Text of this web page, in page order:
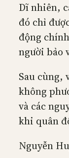
Dĩ nhiên,
đó chỉ
động
người bảo
Sau cùng,
không
và các
khi quân
Nguyễn